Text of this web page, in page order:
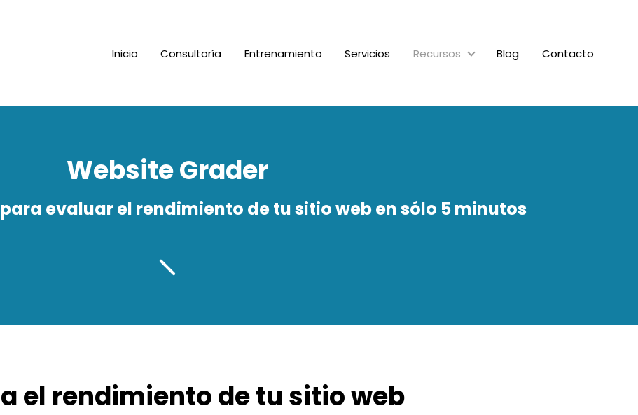
Inicio Consultoría Entrenamiento Servicios Recursos
Recursos
Blog Contacto
Website Grader
evaluar el rendimiento de tu sitio web en sólo 5 minutos
el rendimiento de tu sitio web